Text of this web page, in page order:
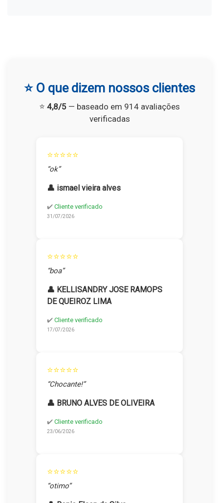
⭐ O que dizem nossos clientes
⭐ 4,8/5 — baseado em 914 avaliações
verificadas
⭐⭐⭐⭐⭐
“ok”
👤 ismael vieira alves
✔️ Cliente verificado
31/07/2026
⭐⭐⭐⭐⭐
“boa”
👤 KELLISANDRY JOSE RAMOPS
DE QUEIROZ LIMA
✔️ Cliente verificado
17/07/2026
⭐⭐⭐⭐⭐
“Chocante!”
👤 BRUNO ALVES DE OLIVEIRA
✔️ Cliente verificado
23/06/2026
⭐⭐⭐⭐⭐
“otimo”